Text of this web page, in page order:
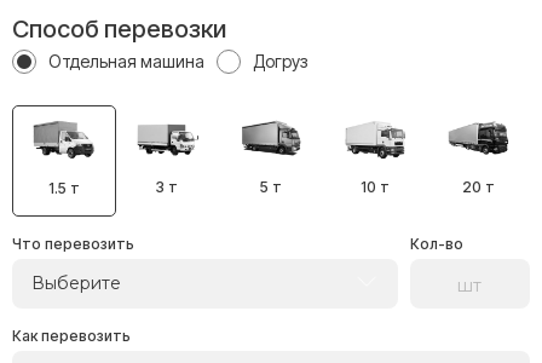
Способ перевозки
Отдельная машина Догруз
1.5 т 3 т 5 т 10 т 20 т
Что перевозить
Выберите
Кол-во
Как перевозить